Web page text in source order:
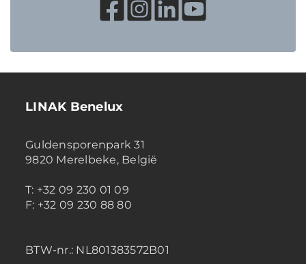
LINAK Benelux
Guldensporenpark 31
9820 Merelbeke, België
T: +32 09 230 01 09
F: +32 09 230 88 80
BTW-nr.: NL801383572B01